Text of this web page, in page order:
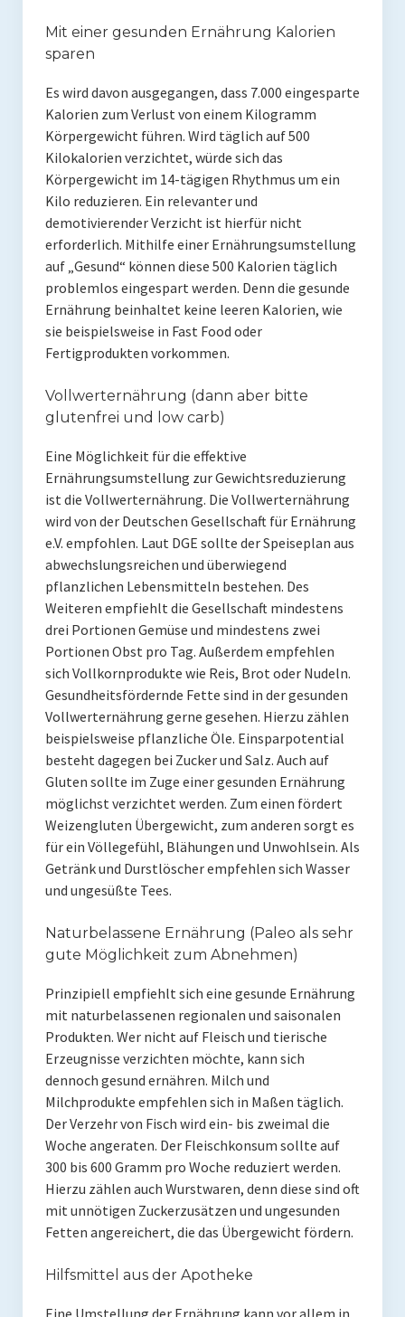
Innereien
Kosmetik
Mit Ei
Salate
Snacks
Suppen
Shop
Ebooks To Go
Videos
Podcasts
Produkttest
Rezension
Gastautor werden
Paleo Bücher
Abnehmen mit Paleo
Zunehmen mit Paleo
Paleo Gehirn-Pflege Guide
Gehirn-Pflege Kochbuch
Paleo Bücher kaufen
Über mich
Pawel M. Konefal
Publikationen
Presse
Kontakt
Impressum
Haftungsausschluss
Datenschutzerklärung
Mit einer gesunden Ernährung Kalorien
sparen
Es wird davon ausgegangen, dass 7.000 eingesparte
Kalorien zum Verlust von einem Kilogramm
Körpergewicht führen. Wird täglich auf 500
Kilokalorien verzichtet, würde sich das
Körpergewicht im 14-tägigen Rhythmus um ein
Kilo reduzieren. Ein relevanter und
demotivierender Verzicht ist hierfür nicht
erforderlich. Mithilfe einer Ernährungsumstellung
auf „Gesund“ können diese 500 Kalorien täglich
problemlos eingespart werden. Denn die gesunde
Ernährung beinhaltet keine leeren Kalorien, wie
sie beispielsweise in Fast Food oder
Fertigprodukten vorkommen.
Vollwerternährung (dann aber bitte
glutenfrei und low carb)
Eine Möglichkeit für die effektive
Ernährungsumstellung zur Gewichtsreduzierung
ist die Vollwerternährung. Die Vollwerternährung
wird von der Deutschen Gesellschaft für Ernährung
e.V. empfohlen. Laut DGE sollte der Speiseplan aus
abwechslungsreichen und überwiegend
pflanzlichen Lebensmitteln bestehen. Des
Weiteren empfiehlt die Gesellschaft mindestens
drei Portionen Gemüse und mindestens zwei
Portionen Obst pro Tag. Außerdem empfehlen
sich Vollkornprodukte wie Reis, Brot oder Nudeln.
Gesundheitsfördernde Fette sind in der gesunden
Vollwerternährung gerne gesehen. Hierzu zählen
beispielsweise pflanzliche Öle. Einsparpotential
besteht dagegen bei Zucker und Salz. Auch auf
Gluten sollte im Zuge einer gesunden Ernährung
möglichst verzichtet werden. Zum einen fördert
Weizengluten Übergewicht, zum anderen sorgt es
für ein Völlegefühl, Blähungen und Unwohlsein. Als
Getränk und Durstlöscher empfehlen sich Wasser
und ungesüßte Tees.
Naturbelassene Ernährung (Paleo als sehr
gute Möglichkeit zum Abnehmen)
Prinzipiell empfiehlt sich eine gesunde Ernährung
mit naturbelassenen regionalen und saisonalen
Produkten. Wer nicht auf Fleisch und tierische
Erzeugnisse verzichten möchte, kann sich
dennoch gesund ernähren. Milch und
Milchprodukte empfehlen sich in Maßen täglich.
Der Verzehr von Fisch wird ein- bis zweimal die
Woche angeraten. Der Fleischkonsum sollte auf
300 bis 600 Gramm pro Woche reduziert werden.
Hierzu zählen auch Wurstwaren, denn diese sind oft
mit unnötigen Zuckerzusätzen und ungesunden
Fetten angereichert, die das Übergewicht fördern.
Hilfsmittel aus der Apotheke